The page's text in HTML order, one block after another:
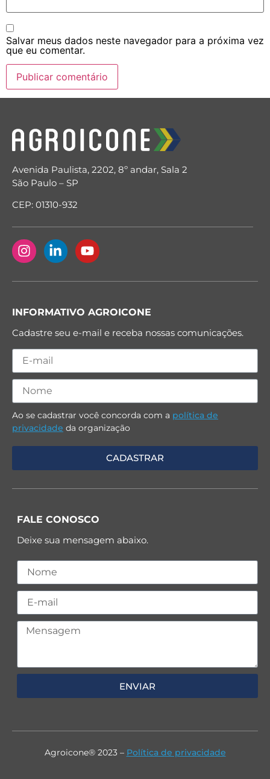
Salvar meus dados neste navegador para a próxima vez
que eu comentar.
Avenida Paulista, 2202, 8º andar, Sala 2
São Paulo – SP
CEP: 01310-932
INFORMATIVO AGROICONE
Cadastre seu e-mail e receba nossas comunicações.
Ao se cadastrar você concorda com a política de
privacidade da organização
FALE CONOSCO
Deixe sua mensagem abaixo.
ENVIAR
Agroicone® 2023 – Política de privacidade